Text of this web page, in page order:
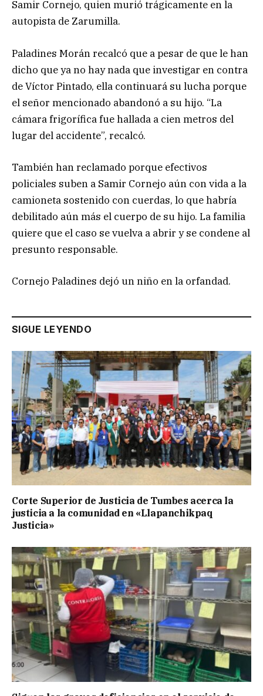
Samir Cornejo, quien murió trágicamente en la
autopista de Zarumilla.
Paladines Morán recalcó que a pesar de que le han
dicho que ya no hay nada que investigar en contra
de Víctor Pintado, ella continuará su lucha porque
el señor mencionado abandonó a su hijo. “La
cámara frigorífica fue hallada a cien metros del
lugar del accidente”, recalcó.
También han reclamado porque efectivos
policiales suben a Samir Cornejo aún con vida a la
camioneta sostenido con cuerdas, lo que habría
debilitado aún más el cuerpo de su hijo. La familia
quiere que el caso se vuelva a abrir y se condene al
presunto responsable.
Cornejo Paladines dejó un niño en la orfandad.
SIGUE LEYENDO
Corte Superior de Justicia de Tumbes acerca la
justicia a la comunidad en «Llapanchikpaq
Justicia»